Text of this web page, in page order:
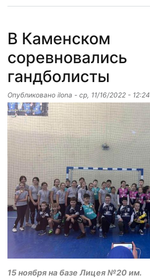
В Каменском
соревновались
гандболисты
Опубликовано ilona - ср, 11/16/2022 - 12:24
15 ноября на базе Лицея №20 им.